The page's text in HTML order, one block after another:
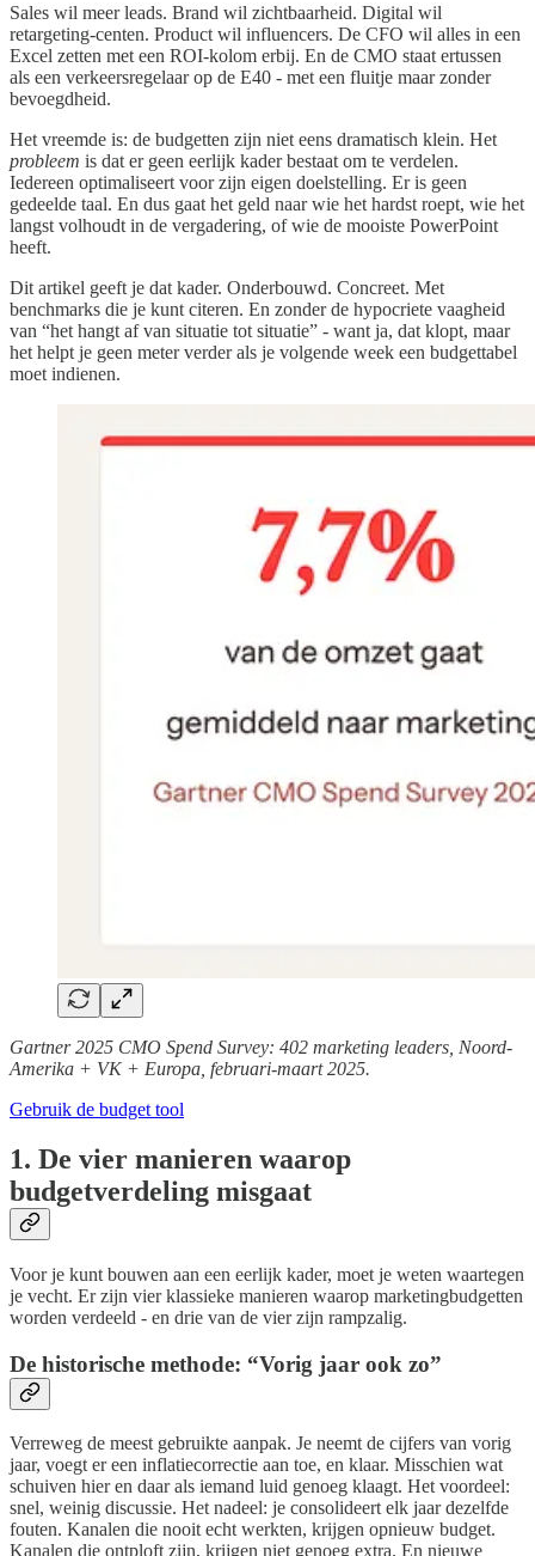
Sales wil meer leads. Brand wil zichtbaarheid. Digital wil
retargeting-centen. Product wil influencers. De CFO wil alles in een
Excel zetten met een ROI-kolom erbij. En de CMO staat ertussen
als een verkeersregelaar op de E40 - met een fluitje maar zonder
bevoegdheid.
Het vreemde is: de budgetten zijn niet eens dramatisch klein. Het
probleem is dat er geen eerlijk kader bestaat om te verdelen.
Iedereen optimaliseert voor zijn eigen doelstelling. Er is geen
gedeelde taal. En dus gaat het geld naar wie het hardst roept, wie het
langst volhoudt in de vergadering, of wie de mooiste PowerPoint
heeft.
Dit artikel geeft je dat kader. Onderbouwd. Concreet. Met
benchmarks die je kunt citeren. En zonder de hypocriete vaagheid
van “het hangt af van situatie tot situatie” - want ja, dat klopt, maar
het helpt je geen meter verder als je volgende week een budgettabel
moet indienen.
Gartner 2025 CMO Spend Survey: 402 marketing leaders, Noord-
Amerika + VK + Europa, februari-maart 2025.
Gebruik de budget tool
1. De vier manieren waarop
budgetverdeling misgaat
Voor je kunt bouwen aan een eerlijk kader, moet je weten waartegen
je vecht. Er zijn vier klassieke manieren waarop marketingbudgetten
worden verdeeld - en drie van de vier zijn rampzalig.
De historische methode: “Vorig jaar ook zo”
Verreweg de meest gebruikte aanpak. Je neemt de cijfers van vorig
jaar, voegt er een inflatiecorrectie aan toe, en klaar. Misschien wat
schuiven hier en daar als iemand luid genoeg klaagt. Het voordeel:
snel, weinig discussie. Het nadeel: je consolideert elk jaar dezelfde
fouten. Kanalen die nooit echt werkten, krijgen opnieuw budget.
Kanalen die ontploft zijn, krijgen niet genoeg extra. En nieuwe